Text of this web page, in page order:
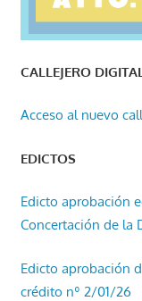
CALLEJERO
Acceso al nuevo
EDICTOS
Edicto aprobación
Concertación de la
Edicto aprobación
crédito nº 2/01/26